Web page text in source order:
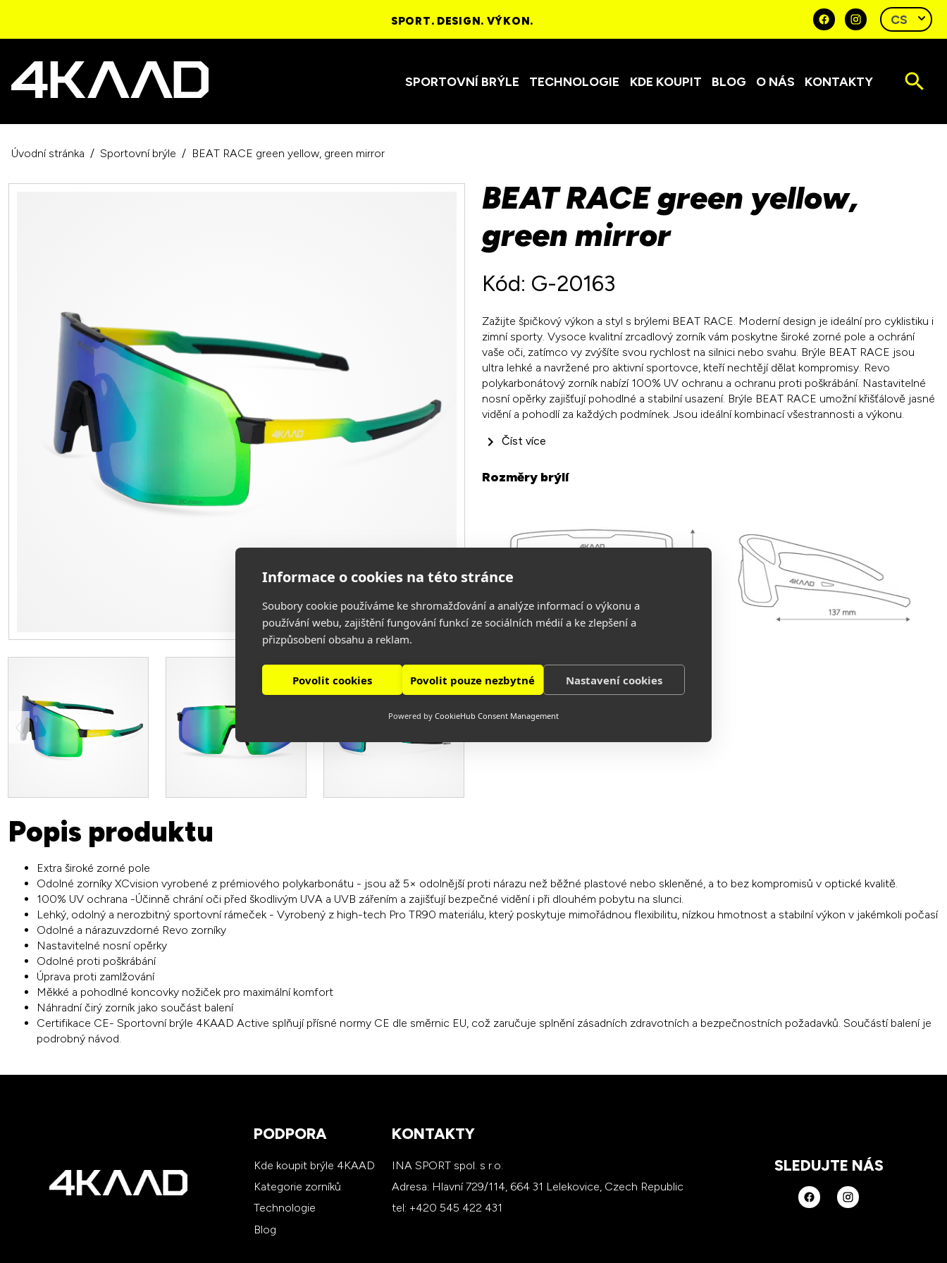
Informace o cookies na této stránce
Soubory cookie používáme ke shromažďování a analýze informací o výkonu a
používání webu, zajištění fungování funkcí ze sociálních médií a ke zlepšení a
přizpůsobení obsahu a reklam.
Povolit cookies Povolit pouze nezbytné Nastavení cookies
Powered by CookieHub Consent Management
SPORT. DESIGN. VÝKON.
SPORTOVNÍ BRÝLE TECHNOLOGIE KDE KOUPIT BLOG O NÁS KONTAKTY
Úvodní stránka Sportovní brýle BEAT RACE green yellow, green mirror
BEAT RACE green yellow,
green mirror
Kód: G-20163
Zažijte špičkový výkon a styl s brýlemi BEAT RACE. Moderní design je ideální pro cyklistiku i
zimní sporty. Vysoce kvalitní zrcadlový zorník vám poskytne široké zorné pole a ochrání
vaše oči, zatímco vy zvýšíte svou rychlost na silnici nebo svahu. Brýle BEAT RACE jsou
ultra lehké a navržené pro aktivní sportovce, kteří nechtějí dělat kompromisy. Revo
polykarbonátový zorník nabízí 100% UV ochranu a ochranu proti poškrábání. Nastavitelné
nosní opěrky zajišťují pohodlné a stabilní usazení. Brýle BEAT RACE umožní křišťálově jasné
vidění a pohodlí za každých podmínek. Jsou ideální kombinací všestrannosti a výkonu.
Číst více
Rozměry brýlí
Popis produktu
Extra široké zorné pole
Odolné zorníky XCvision vyrobené z prémiového polykarbonátu - jsou až 5× odolnější proti nárazu než běžné plastové nebo skleněné, a to bez kompromisů v optické kvalitě.
100% UV ochrana -Účinně chrání oči před škodlivým UVA a UVB zářením a zajišťují bezpečné vidění i při dlouhém pobytu na slunci.
Lehký, odolný a nerozbitný sportovní rámeček - Vyrobený z high-tech Pro TR90 materiálu, který poskytuje mimořádnou flexibilitu, nízkou hmotnost a stabilní výkon v jakémkoli počasí
Odolné a nárazuvzdorné Revo zorníky
Nastavitelné nosní opěrky
Odolné proti poškrábání
Úprava proti zamlžování
Měkké a pohodlné koncovky nožiček pro maximální komfort
Náhradní čirý zorník jako součást balení
Certifikace CE- Sportovní brýle 4KAAD Active splňují přísné normy CE dle směrnic EU, což zaručuje splnění zásadních zdravotních a bezpečnostních požadavků. Součástí balení je
podrobný návod.
PODPORA
Kde koupit brýle 4KAAD
Kategorie zorníků
Technologie
Blog
KONTAKTY
INA SPORT spol. s r.o.
Adresa: Hlavní 729/114, 664 31 Lelekovice, Czech Republic
tel: +420 545 422 431
SLEDUJTE NÁS